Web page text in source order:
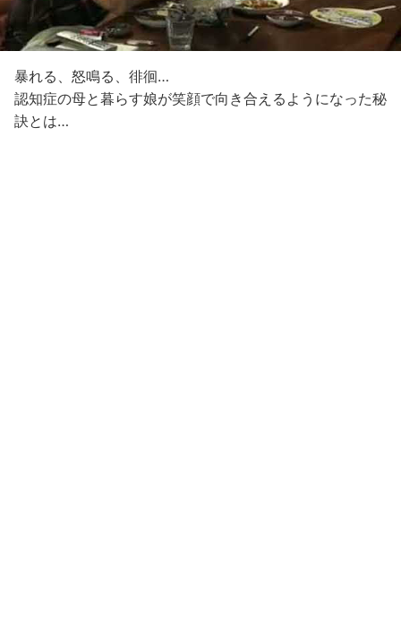
暴れる、怒鳴る、徘徊…
認知症の母と暮らす娘が笑顔で向き合えるようになった秘
訣とは…